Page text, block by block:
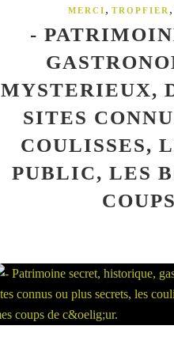
MERCI , TROPFIER ,
-
MYSTERIEUX,
SITES
COULISSES,
PUBLIC, LES